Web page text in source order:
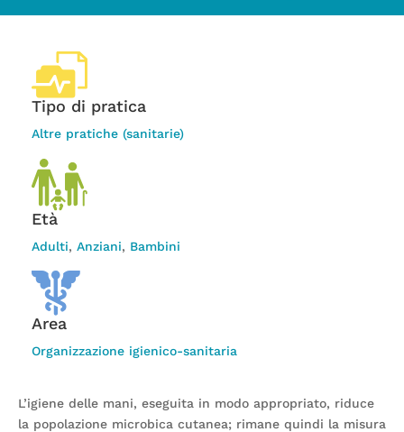
Tipo di pratica
Altre pratiche (sanitarie)
Età
Adulti, Anziani, Bambini
Area
Organizzazione igienico-sanitaria
L’igiene delle mani, eseguita in modo appropriato, riduce
la popolazione microbica cutanea; rimane quindi la misura